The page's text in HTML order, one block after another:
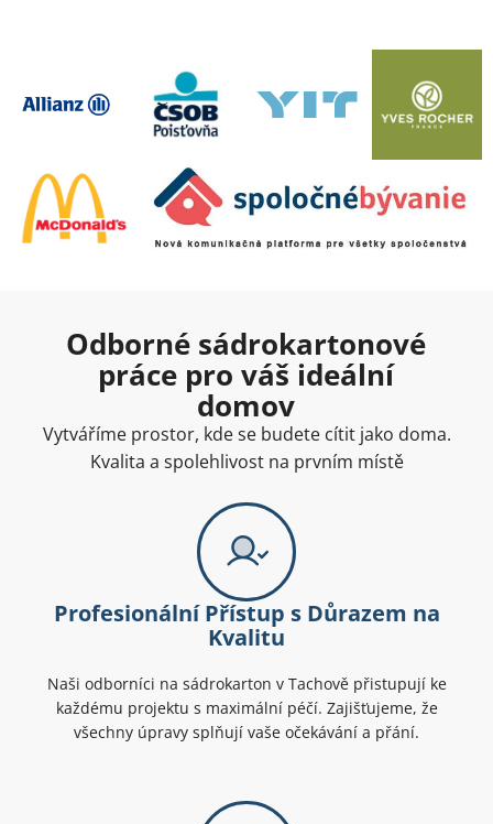
Odborné sádrokartonové
práce pro váš ideální
domov
Vytváříme prostor, kde se budete cítit jako doma.
Kvalita a spolehlivost na prvním místě
Profesionální Přístup s Důrazem na
Kvalitu
Naši odborníci na sádrokarton v Tachově přistupují ke
každému projektu s maximální péčí. Zajišťujeme, že
všechny úpravy splňují vaše očekávání a přání.